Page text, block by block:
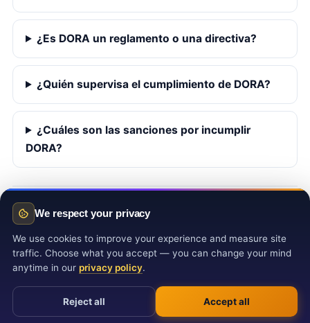
¿Es DORA un reglamento o una directiva?
¿Quién supervisa el cumplimiento de DORA?
¿Cuáles son las sanciones por incumplir
DORA?
Esta página es una ayuda profesional, no asesoramiento jurídico. ·
en inglés
© 2026regulation-dora.eu·Qué es DORA·Registro de
información
Privacidad
We respect your privacy
We use cookies to improve your experience and measure site
traffic. Choose what you accept — you can change your mind
anytime in our privacy policy.
Reject all Accept all